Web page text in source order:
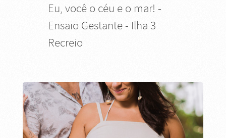
Eu, você o céu e o mar! -
Ensaio Gestante - Ilha 3
Recreio